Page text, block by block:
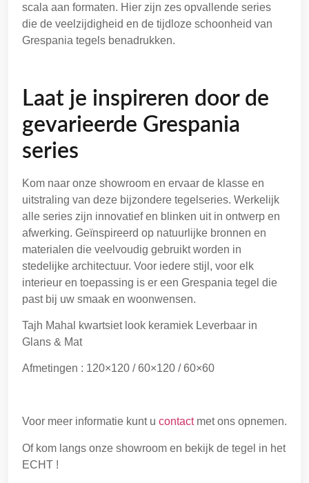
scala aan formaten. Hier zijn zes opvallende series
die de veelzijdigheid en de tijdloze schoonheid van
Grespania tegels benadrukken.
Laat je inspireren door de
gevarieerde Grespania
series
Kom naar onze showroom en ervaar de klasse en
uitstraling van deze bijzondere tegelseries. Werkelijk
alle series zijn innovatief en blinken uit in ontwerp en
afwerking. Geïnspireerd op natuurlijke bronnen en
materialen die veelvoudig gebruikt worden in
stedelijke architectuur. Voor iedere stijl, voor elk
interieur en toepassing is er een Grespania tegel die
past bij uw smaak en woonwensen.
Tajh Mahal kwartsiet look keramiek Leverbaar in
Glans & Mat
Afmetingen : 120×120 / 60×120 / 60×60
Voor meer informatie kunt u contactmet ons opnemen.
Of kom langs onze showroom en bekijk de tegel in het
ECHT !